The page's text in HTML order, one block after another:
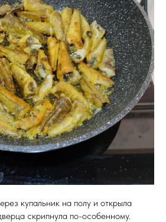
купальник на полу и открыла
скрипнула по-особенному.